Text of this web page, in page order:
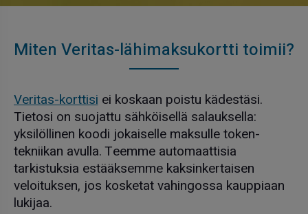
Miten Veritas-lähimaksukortti toimii?
Veritas-korttisiei koskaan poistu kädestäsi.
Tietosi on suojattu sähköisellä salauksella:
yksilöllinen koodi jokaiselle maksulle token-
tekniikan avulla. Teemme automaattisia
tarkistuksia estääksemme kaksinkertaisen
veloituksen, jos kosketat vahingossa kauppiaan
lukijaa.